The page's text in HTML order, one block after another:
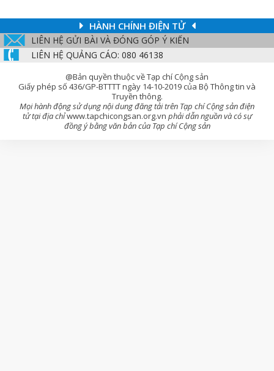
HÀNH CHÍNH ĐIỆN TỬ
LIÊN HỆ GỬI BÀI VÀ ĐÓNG GÓP Ý KIẾN
LIÊN HỆ QUẢNG CÁO: 080 46138
@Bản quyền thuộc về Tạp chí Cộng sản
Giấy phép số 436/GP-BTTTT ngày 14-10-2019 của Bộ Thông tin và
Truyền thông.
Mọi hành động sử dụng nội dung đăng tải trên Tạp chí Cộng sản điện
tử tại địa chỉwww.tapchicongsan.org.vn phải dẫn nguồn và có sự
đồng ý bằng văn bản của Tạp chí Cộng sản